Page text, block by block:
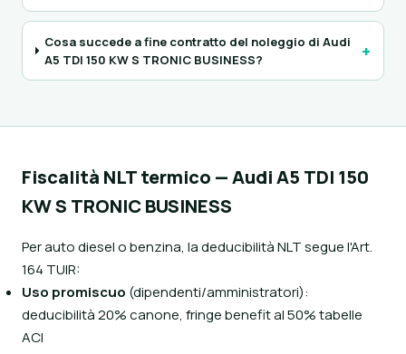
Cosa succede a fine contratto del noleggio di Audi
A5 TDI 150 KW S TRONIC BUSINESS?
+
Fiscalità NLT termico — Audi A5 TDI 150
KW S TRONIC BUSINESS
Per auto diesel o benzina, la deducibilità NLT segue l'Art.
164 TUIR:
Uso promiscuo (dipendenti/amministratori):
deducibilità 20% canone, fringe benefit al 50% tabelle
ACI